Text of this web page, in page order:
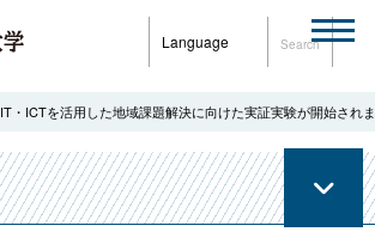
Language Search
IT・ICTを活用した地域課題解決に向けた実証実験が開始され